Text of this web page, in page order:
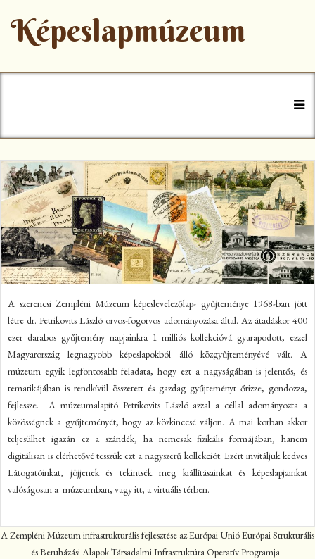
Képeslapmúzeum
+36 47 777-770 muzeum@szerencs.hu
A szerencsi Zempléni Múzeum képeslevelezőlap- gyűjteménye 1968-ban jött
létre dr. Petrikovits László orvos-fogorvos adományozása által. Az átadáskor 400
ezer darabos gyűjtemény napjainkra 1 milliós kollekcióvá gyarapodott, ezzel
Magyarország legnagyobb képeslapokból álló közgyűjteményévé vált. A
múzeum egyik legfontosabb feladata, hogy ezt a nagyságában is jelentős, és
tematikájában is rendkívül összetett és gazdag gyűjteményt őrizze, gondozza,
fejlessze. A múzeumalapító Petrikovits László azzal a céllal adományozta a
közösségnek a gyűjteményét, hogy az közkinccsé váljon. A mai korban akkor
teljesülhet igazán ez a szándék, ha nemcsak fizikális formájában, hanem
digitálisan is elérhetővé tesszük ezt a nagyszerű kollekciót. Ezért invitáljuk kedves
Látogatóinkat, jöjjenek és tekintsék meg kiállításainkat és képeslapjainkat
valóságosan a múzeumban, vagy itt, a virtuális térben.
A Zempléni Múzeum infrastrukturális fejlesztése az Európai Unió Európai Strukturális
és Beruházási Alapok Társadalmi Infrastruktúra Operatív Programja